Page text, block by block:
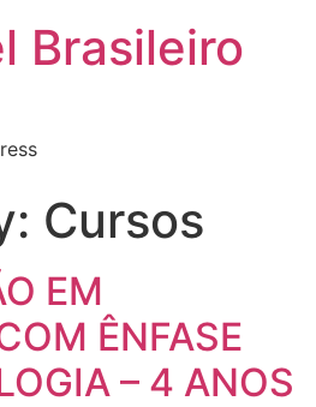
Brasileiro
Cursos
EM
ÊNFASE
– 4 ANOS